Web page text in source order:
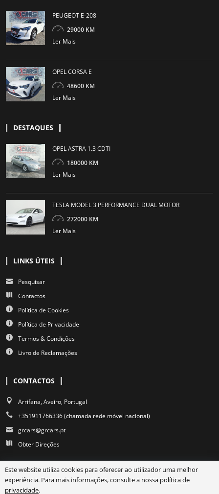
PEUGEOT E-208
29000 KM
Ler Mais
OPEL CORSA E
48600 KM
Ler Mais
DESTAQUES
OPEL ASTRA 1.3 CDTI
180000 KM
Ler Mais
TESLA MODEL 3 PERFORMANCE DUAL MOTOR
272000 KM
Ler Mais
LINKS ÚTEIS
Pesquisar
Contactos
Política de Cookies
Política de Privacidade
Termos & Condições
Livro de Reclamações
CONTACTOS
Arrifana, Aveiro, Portugal
+351911766336 (chamada rede móvel nacional)
grcars@grcars.pt
Obter Direções
Este website utiliza cookies para oferecer ao utilizador uma melhor
experiência. Para mais informações, consulte a nossa política de
privacidade.